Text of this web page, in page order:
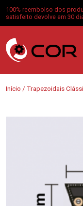
100% reembolso dos
satisfeito devolve em 30
Início / Trapezoidais